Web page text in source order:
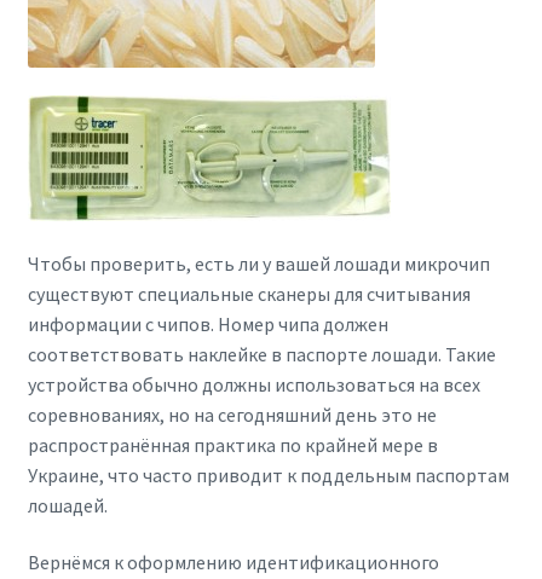
Чтобы проверить, есть ли у вашей лошади микрочип
существуют специальные сканеры для считывания
информации с чипов. Номер чипа должен
соответствовать наклейке в паспорте лошади. Такие
устройства обычно должны использоваться на всех
соревнованиях, но на сегодняшний день это не
распространённая практика по крайней мере в
Украине, что часто приводит к поддельным паспортам
лошадей.
Вернёмся к оформлению идентификационного